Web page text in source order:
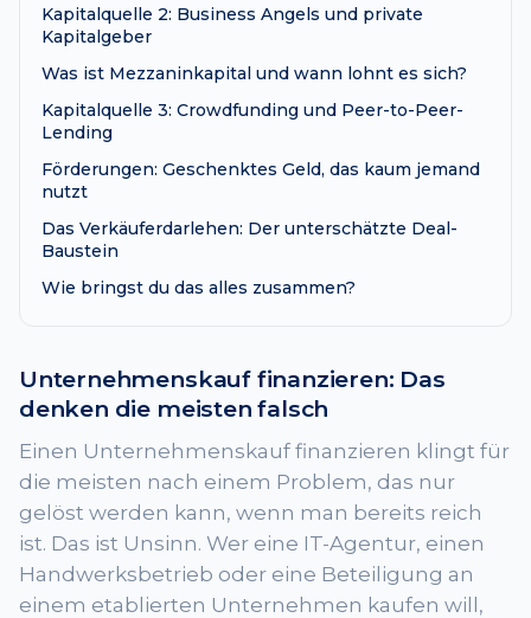
Kapitalquelle 2: Business Angels und private
Kapitalgeber
Was ist Mezzaninkapital und wann lohnt es sich?
Kapitalquelle 3: Crowdfunding und Peer-to-Peer-
Lending
Förderungen: Geschenktes Geld, das kaum jemand
nutzt
Das Verkäuferdarlehen: Der unterschätzte Deal-
Baustein
Wie bringst du das alles zusammen?
Unternehmenskauf finanzieren: Das
denken die meisten falsch
Einen Unternehmenskauf finanzieren klingt für
die meisten nach einem Problem, das nur
gelöst werden kann, wenn man bereits reich
ist. Das ist Unsinn. Wer eine IT-Agentur, einen
Handwerksbetrieb oder eine Beteiligung an
einem etablierten Unternehmen kaufen will,